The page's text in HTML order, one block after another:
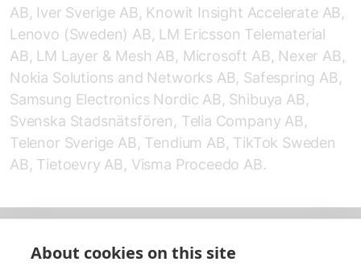
AB, Iver Sverige AB, Knowit Insight Accelerate AB,
Lenovo (Sweden) AB, LM Ericsson Telematerial
AB, LM Layer & Mesh AB, Microsoft AB, Nexer AB,
Nokia Solutions and Networks AB, Safespring AB,
Samsung Electronics Nordic AB, Shibuya AB,
Svenska Stadsnätsfören, Telia Company AB,
Telenor Sverige AB, Tendium AB, TikTok Sweden
AB, Tietoevry AB, Visma Proceedo AB.
About cookies on this site